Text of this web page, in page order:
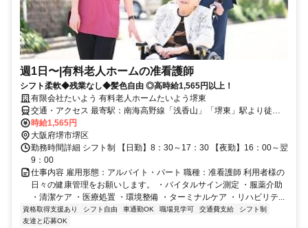
週1日〜|有料老人ホームの准看護師
シフト柔軟◆残業なし◆髪色自由 ◎高時給1,565円以上！
有限会社たいよう 有料老人ホームたいよう堺東
交通・アクセス 最寄駅：南海高野線「浅香山」「堺東」駅より徒歩
10分、JR阪和線「堺市」駅より徒歩10分
時給1,565円
大阪府堺市堺区
勤務時間詳細 シフト制 【日勤】8：30～17：30 【夜勤】16：00～翌
9：00
仕事内容 雇用形態：アルバイト・パート 職種：准看護師 利用者様の
日々の健康管理をお願いします。 ・バイタルサイン測定 ・服薬介助
・清潔ケア ・医療処置 ・環境整備 ・ターミナルケア ・リハビリテ...
資格取得支援あり シフト自由 車通勤OK 職場見学可 交通費支給
シフト制
友達と応募OK